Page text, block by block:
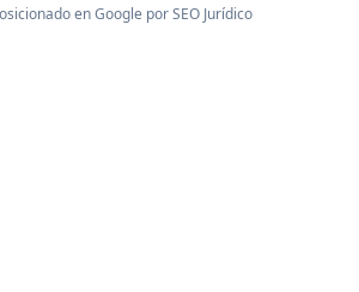
en Google porSEO Jurídico